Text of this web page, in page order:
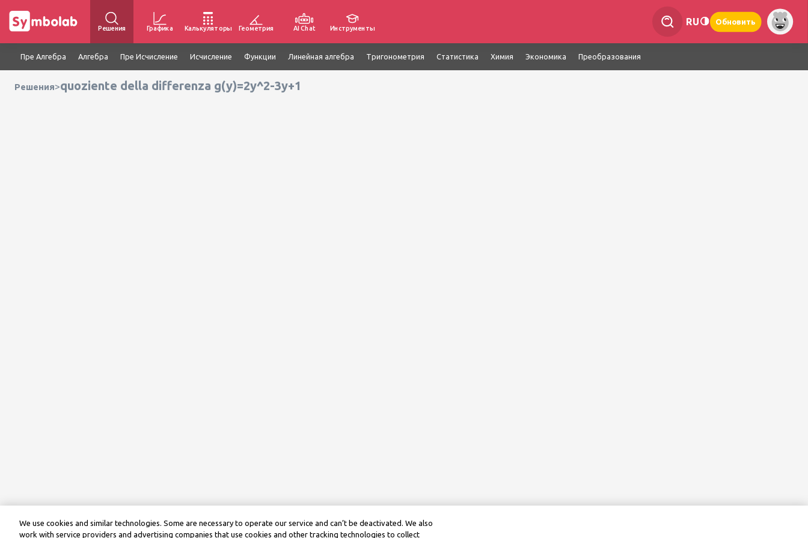
Решения Графика Калькуляторы Геометрия AI Chat Инструменты
RU Обновить
Пре Алгебра Алгебра Пре Исчисление Исчисление Функции Линейная алгебра Тригонометрия Статистика Химия Экономика Преобразования
Решения>quoziente della differenza g(y)=2y^2-3y+1
We use cookies and similar technologies. Some are necessary to operate our service and can’t be deactivated. We also
work with service providers and advertising companies that use cookies and other tracking technologies to collect